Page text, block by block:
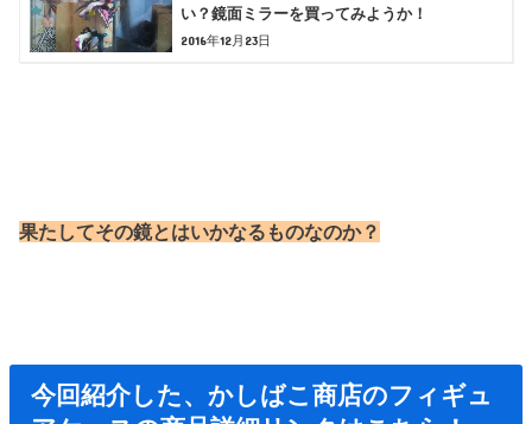
い？鏡面ミラーを買ってみようか！
2016年12月23日
果たしてその鏡とはいかなるものなのか？
今回紹介した、かしばこ商店のフィギュ